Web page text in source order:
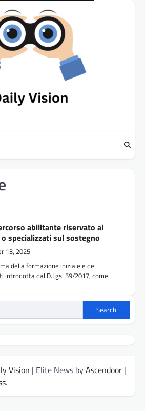
abilitante riservato ai
specializzati sul sostegno
13, 2025
della formazione iniziale e del
introdotta dal D.Lgs. 59/2017, come
Search
Vision | Elite News byAscendoor |
.